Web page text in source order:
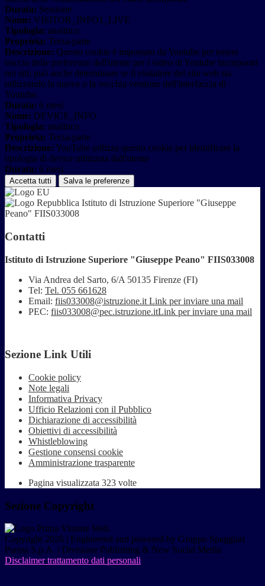
Durata: Sessione
Nome: VISITOR_INFO1_LIVE
Tipologia: analitico
Proprieta: Terza-parte
Descrizione: Questo cookie è impostato da Youtube per tenere
traccia delle preferenze dell'utente per i video di Youtube incorporati
nei siti; può anche determinare se il visitatore del sito web sta
utilizzando la nuova o la vecchia versione dell'interfaccia di
Youtube.
Durata: 6 mesi
Nome: DEVICE_INFO
Tipologia: analitico
Proprieta: Terza-parte
Descrizione: YouTube utilizza questo cookie per identificare la
tipologia di device utilizzata dall'utente
Durata: 6 mesi
Accetta tutti Salva le preferenze
Istituto di Istruzione Superiore "Giuseppe
Peano" FIIS033008
Contatti
Istituto di Istruzione Superiore "Giuseppe Peano" FIIS033008
Via Andrea del Sarto, 6/A 50135 Firenze (FI)
Tel: Tel. 055 661628
Email: fiis033008@istruzione.it Link per inviare una mail
PEC: fiis033008@pec.istruzione.itLink per inviare una mail
Sezione Link Utili
Cookie policy
Note legali
Informativa Privacy
Ufficio Relazioni con il Pubblico
Dichiarazione di accessibilità
Obiettivi di accessibilità
Whistleblowing
Gestione consensi cookie
Amministrazione trasparente
Pagina visualizzata 323 volte
Sezione Copyright
Copyright 2026 | Engineered and powered by Gruppo Spaggiari
Parma S.p.A. | Divisione Publishing & New Social Media
Disclaimer trattamento dati personali